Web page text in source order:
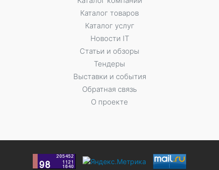
Каталог товаров
Каталог услуг
Новости IT
Статьи и обзоры
Тендеры
Выставки и события
Обратная связь
О проекте